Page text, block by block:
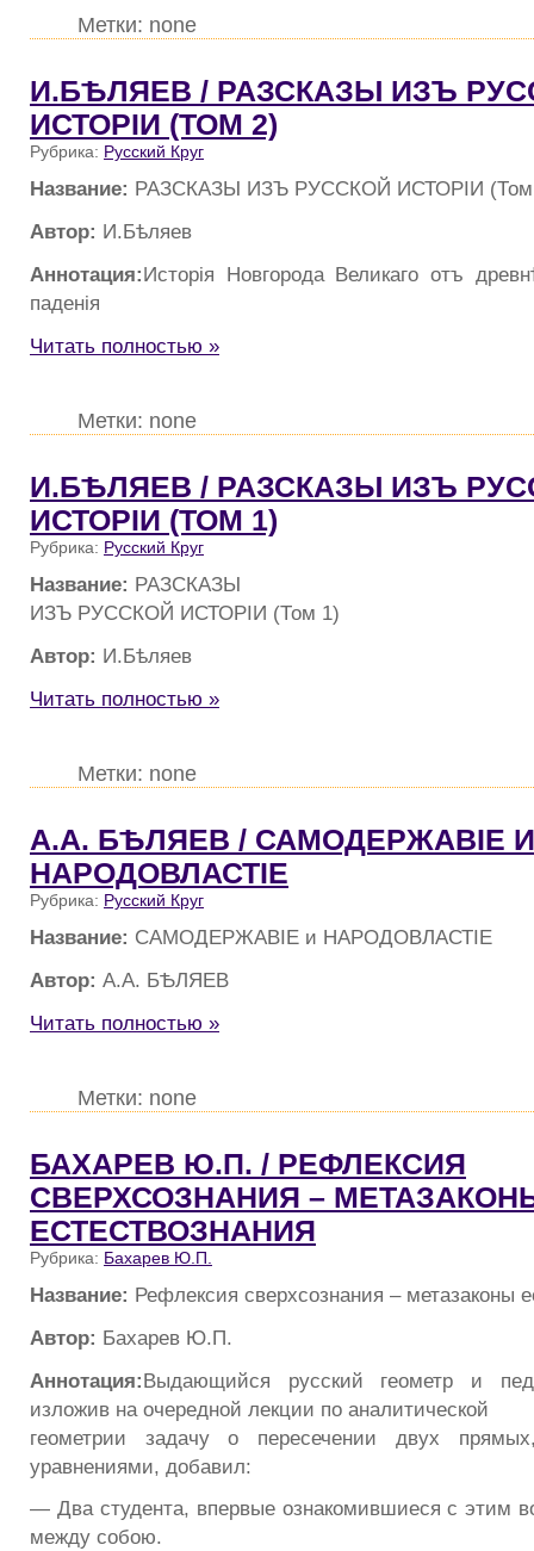
Метки: none
И.БѢЛЯЕВ / РАЗСКАЗЫ ИЗЪ
ИСТОРIИ (ТОМ 2)
Рубрика: Русский Круг
Название: РАЗСКАЗЫ ИЗЪ РУССКОЙ ИСТОРIИ (Том
Автор: И.Бѣляев
Аннотация:Исторiя Новгорода Великаго отъ
паденiя
Читать полностью »
Метки: none
И.БѢЛЯЕВ / РАЗСКАЗЫ ИЗЪ
ИСТОРIИ (ТОМ 1)
Рубрика: Русский Круг
Название: РАЗСКАЗЫ
ИЗЪ РУССКОЙ ИСТОРIИ (Том 1)
Автор: И.Бѣляев
Читать полностью »
Метки: none
А.А. БѢЛЯЕВ / САМОДЕРЖАВIЕ И
НАРОДОВЛАСТIЕ
Рубрика: Русский Круг
Название: САМОДЕРЖАВIЕ и НАРОДОВЛАСТIЕ
Автор: А.А. БѢЛЯЕВ
Читать полностью »
Метки: none
БАХАРЕВ Ю.П. / РЕФЛЕКСИЯ
СВЕРХСОЗНАНИЯ –
ЕСТЕСТВОЗНАНИЯ
Рубрика: Бахарев Ю.П.
Название: Рефлексия сверхсознания – метазаконы
Автор: Бахарев Ю.П.
Аннотация:Выдающийся русский геометр и
изложив на очередной лекции по аналитической
геометрии задачу о пересечении двух
уравнениями, добавил:
— Два студента, впервые ознакомившиеся с этим
между собою.